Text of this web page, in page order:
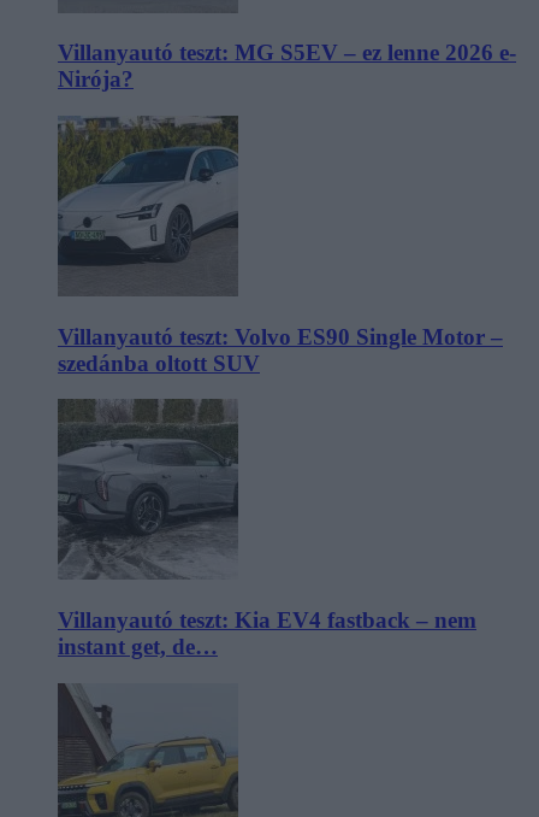
Villanyautó teszt: MG S5EV – ez lenne 2026 e-
Nirója?
Villanyautó teszt: Volvo ES90 Single Motor –
szedánba oltott SUV
Villanyautó teszt: Kia EV4 fastback – nem
instant get, de…